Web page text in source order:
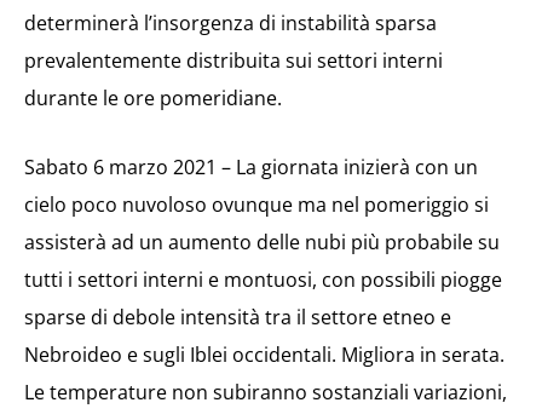
determinerà l’insorgenza di instabilità sparsa
prevalentemente distribuita sui settori interni
durante le ore pomeridiane.
Sabato 6 marzo 2021 – La giornata inizierà con un
cielo poco nuvoloso ovunque ma nel pomeriggio si
assisterà ad un aumento delle nubi più probabile su
tutti i settori interni e montuosi, con possibili piogge
sparse di debole intensità tra il settore etneo e
Nebroideo e sugli Iblei occidentali. Migliora in serata.
Le temperature non subiranno sostanziali variazioni,